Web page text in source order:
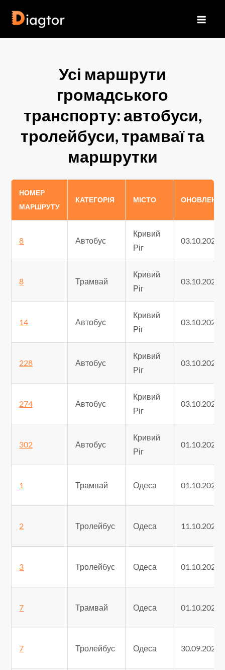
Усі маршрути
громадського
транспорту: автобуси,
тролейбуси, трамваї та
маршрутки
НОМЕР
МАРШРУТУ
КАТЕГОРІЯ МІСТО ОНОВЛЕНО
8 Автобус
Кривий
Ріг
03.10.2025
8 Трамвай
Кривий
Ріг
03.10.2025
14 Автобус
Кривий
Ріг
03.10.2025
228 Автобус
Кривий
Ріг
03.10.2025
274 Автобус
Кривий
Ріг
03.10.2025
302 Автобус
Кривий
Ріг
01.10.2025
1 Трамвай Одеса 01.10.2025
2 Тролейбус Одеса 11.10.2025
3 Тролейбус Одеса 01.10.2025
7 Трамвай Одеса 01.10.2025
7 Тролейбус Одеса 30.09.2025